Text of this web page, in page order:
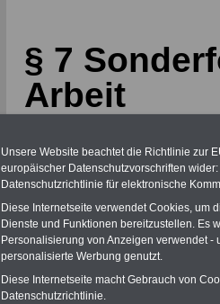
§ 7
Arbeit
nach einem
der ei-nen
täglichen
Unsere Website beachtet die Richtlinie zur
europäischer Datenschutzvorschriften
Datenschutzrichtlinie für elektronische
Diese Internetseite verwendet Cookies, um
Dienste und Funktionen bereitzustellen. Es
Personalisierung von Anzeigen verwendet
personalisierte Werbung genutzt.
Diese Internetseite macht Gebrauch von
Datenschutzrichtlinie.